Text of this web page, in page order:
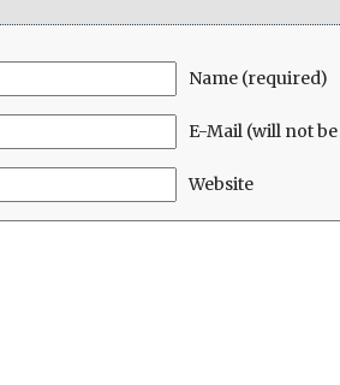
Name (required)
E-Mail (will not
Website